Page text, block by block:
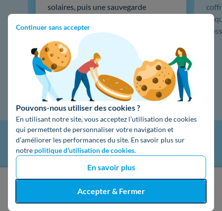
Continuer sans accepter
Pouvons-nous utiliser des cookies ?
En utilisant notre site, vous acceptez l’utilisation de cookies
qui permettent de personnaliser votre navigation et
d’améliorer les performances du site. En savoir plus sur
notre politique d'utilisation de cookies.
En savoir plus
Accepter & Fermer
J'obtiens un devis gratuit
solaires, puis une sauvegarde
de gamme. …
Lire la suite